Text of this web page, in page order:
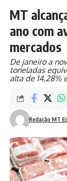
MT
ano com
mercados
De janeiro a
toneladas
alta de 14,28%
Redação MT